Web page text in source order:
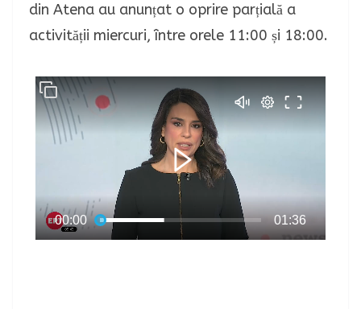
din Atena au anunțat o oprire parțială a
activității miercuri, între orele 11:00 și 18:00.